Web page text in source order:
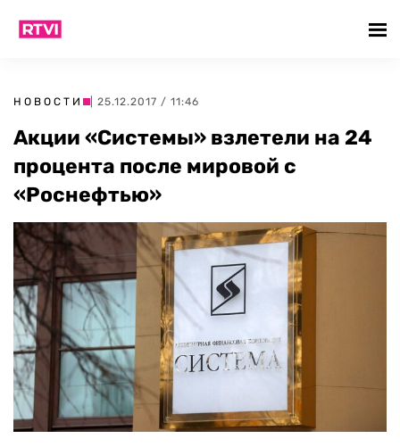
НОВОСТИ | 25.12.2017 / 11:46
Акции «Системы» взлетели на 24
процента после мировой с
«Роснефтью»